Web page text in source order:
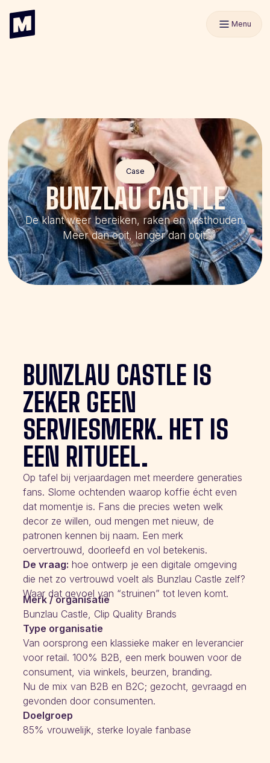
Menu
Case
BUNZLAU CASTLE
De klant weer bereiken, raken en vasthouden.
Meer dan ooit, langer dan ooit.
BUNZLAU CASTLE IS
ZEKER GEEN
SERVIESMERK. HET IS
EEN RITUEEL.
Op tafel bij verjaardagen met meerdere generaties
fans. Slome ochtenden waarop koffie écht even
dat momentje is. Fans die precies weten welk
decor ze willen, oud mengen met nieuw, de
patronen kennen bij naam. Een merk
oervertrouwd, doorleefd en vol betekenis.
De vraag: hoe ontwerp je een digitale omgeving
die net zo vertrouwd voelt als Bunzlau Castle zelf?
Waar dat gevoel van “struinen” tot leven komt.
Merk / organisatie
Bunzlau Castle, Clip Quality Brands
Type organisatie
Van oorsprong een klassieke maker en leverancier
voor retail. 100% B2B, een merk bouwen voor de
consument, via winkels, beurzen, branding.
Nu de mix van B2B en B2C; gezocht, gevraagd en
gevonden door consumenten.
Doelgroep
85% vrouwelijk, sterke loyale fanbase